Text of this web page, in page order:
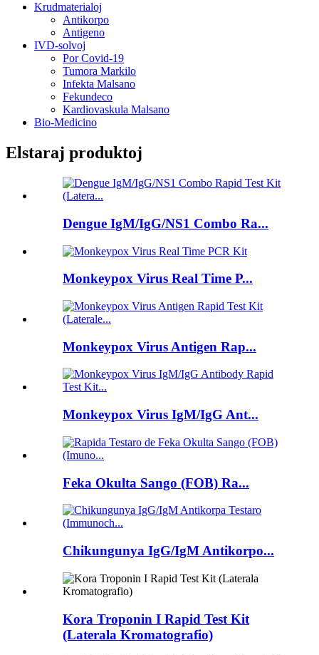
Krudmaterialoj
Antikorpo
Antigeno
IVD-solvoj
Por Covid-19
Tumora Markilo
Infekta Malsano
Fekundeco
Kardiovaskula Malsano
Bio-Medicino
Elstaraj produktoj
Dengue IgM/IgG/NS1 Combo Ra...
Monkeypox Virus Real Time P...
Monkeypox Virus Antigen Rap...
Monkeypox Virus IgM/IgG Ant...
Feka Okulta Sango (FOB) Ra...
Chikungunya IgG/IgM Antikorpo...
Kora Troponin I Rapid Test Kit
(Laterala Kromatografio)